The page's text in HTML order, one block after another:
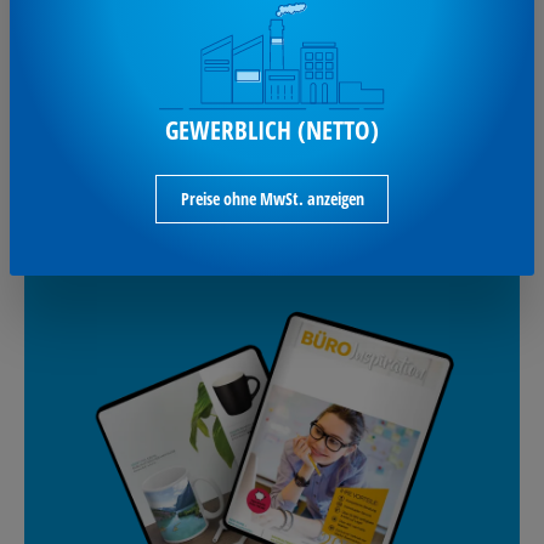
Gutschein für deine nächste Bestellung. *MBW 100 € netto.
Anmelden und sparen
GEWERBLICH (NETTO)
Preise ohne MwSt. anzeigen